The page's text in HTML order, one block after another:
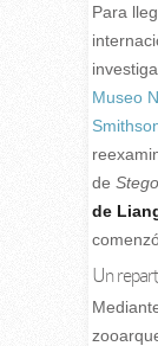
Para
Museo
de
de
Un